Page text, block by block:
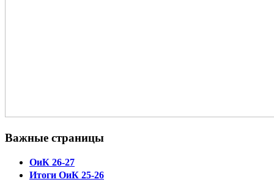
Важные страницы
ОиК 26-27
Итоги ОиК 25-26